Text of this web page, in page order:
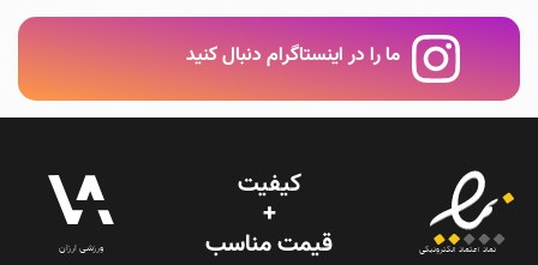
ما را در اینستاگرام دنبال کنید
نماد اعتماد الکترونیکی
کیفیت
+
قیمت‌ مناسب ورزشی ارزان